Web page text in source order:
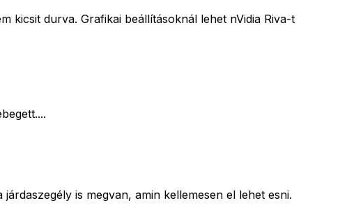
kicsit durva. Grafikai beállításoknál lehet nVidia Riva-t
is megvan, amin kellemesen el lehet esni.